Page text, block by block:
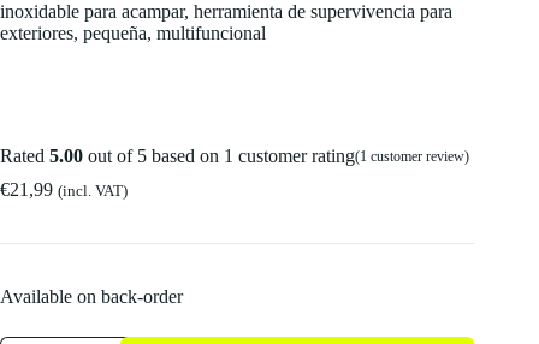
inoxidable para acampar, herramienta de supervivencia para
exteriores, pequeña, multifuncional
Rated 5.00 out of 5 based on 1 customer rating(1 customer review)
€21,99 (incl. VAT)
Available on back-order